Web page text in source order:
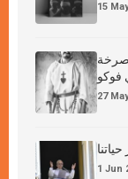
15
وصرخة
فوكو
27
1 Jun